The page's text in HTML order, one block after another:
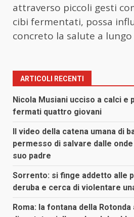
attraverso piccoli gesti
cibi fermentati, possa
concreto la salute a
ARTICOLI RECENTI
Nicola Musiani ucciso a calci e
fermati quattro giovani
Il video della catena umana di
permesso di salvare dalle onde
suo padre
Sorrento: si finge addetto alle
deruba e cerca di violentare
Roma: la fontana della Rotonda